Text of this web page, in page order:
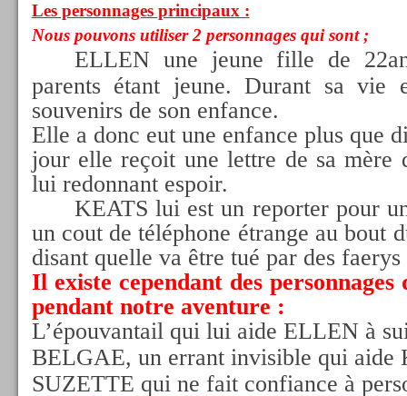
Les personnages principaux :
Nous pouvons utiliser 2 personnages qui sont ;
ELLEN une jeune fille de
parents étant jeune. Durant sa vie
souvenirs de son enfance.
Elle a donc eut une enfance plus que
jour elle reçoit une lettre de sa mère
lui redonnant espoir.
KEATS lui est un reporter pour
un cout de téléphone étrange au bout
disant quelle va être tué par des
Il existe cependant des
pendant notre aventure :
L’épouvantail qui lui aide ELLEN à
BELGAE, un errant invisible qui aide
SUZETTE qui ne fait confiance à